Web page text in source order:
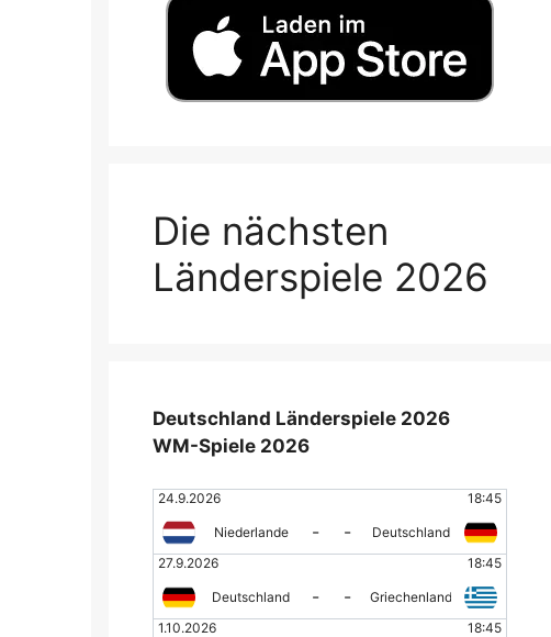
Die nächsten
Länderspiele 2026
Deutschland Länderspiele 2026
WM-Spiele 2026
24.9.2026 18:45
Niederlande - -
Deutschland
27.9.2026
18:45
Deutschland - -
Griechenland
1.10.2026
18:45